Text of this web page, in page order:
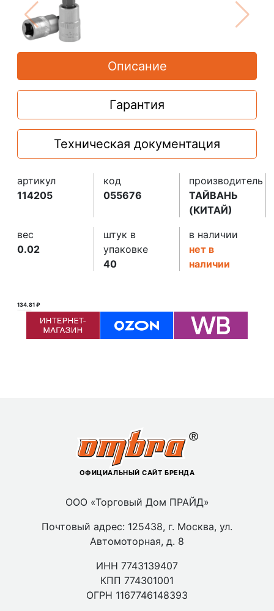
Описание
Гарантия
Техническая документация
артикул
114205
код
055676
производитель
ТАЙВАНЬ
(КИТАЙ)
вес
0.02
штук в
упаковке
40
в наличии
нет в
наличии
134.81 ₽
ОФИЦИАЛЬНЫЙ САЙТ БРЕНДА
ООО «Торговый Дом ПРАЙД»
Почтовый адрес: 125438, г. Москва, ул.
Автомоторная, д. 8
ИНН 7743139407
КПП 774301001
ОГРН 1167746148393